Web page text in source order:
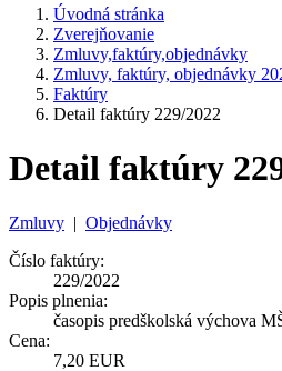
Úvodná stránka
Zverejňovanie
Zmluvy,faktúry,objednávky
Zmluvy, faktúry, objednávky
Faktúry
Detail faktúry 229/2022
Detail faktúry
Zmluvy | Objednávky
Číslo faktúry:
229/2022
Popis plnenia:
časopis predškolská výchova
Cena:
7,20 EUR